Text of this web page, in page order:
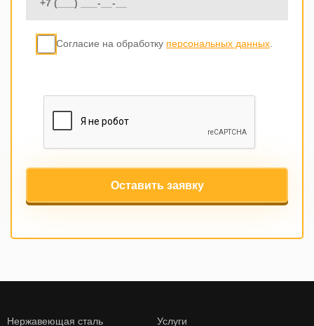
Согласие на обработку персональных данных.
Оставить заявку
Нержавеющая сталь
Услуги